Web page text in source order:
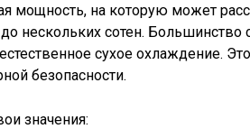
мощность, на которую может
до нескольких сотен.
сухое охлаждение.
безопасности.
значения: